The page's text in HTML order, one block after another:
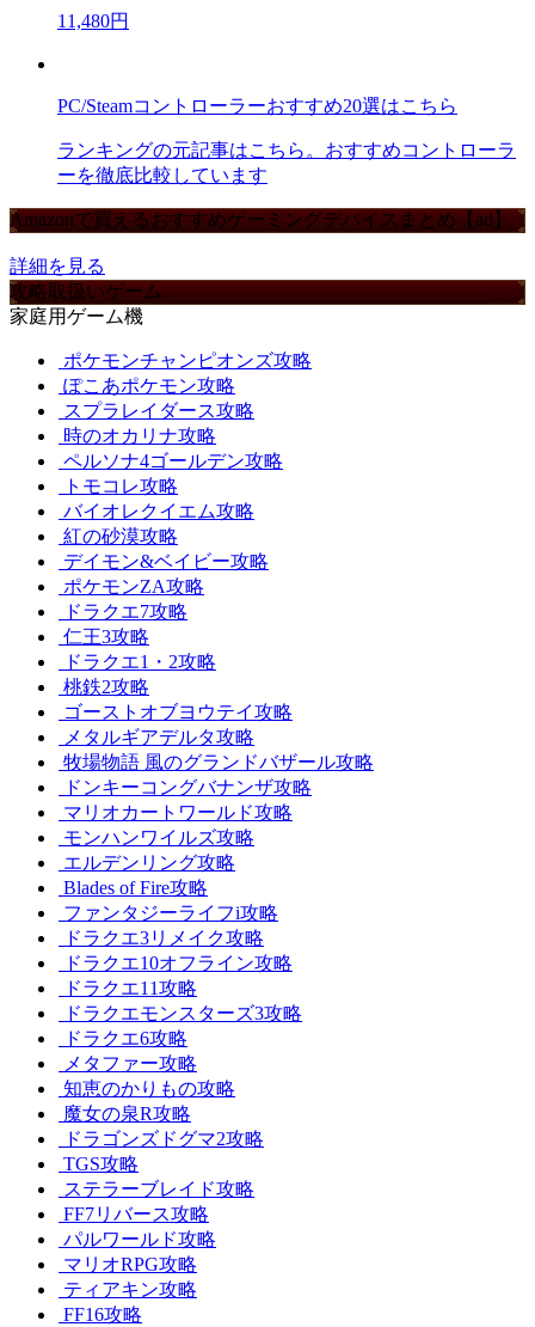
11,480円
PC/Steamコントローラーおすすめ20選はこちら
ランキングの元記事はこちら。おすすめコントローラ
ーを徹底比較しています
Amazonで買えるおすすめゲーミングデバイスまとめ【ad】
詳細を見る
攻略取扱いゲーム
家庭用ゲーム機
ポケモンチャンピオンズ攻略
ぽこあポケモン攻略
スプラレイダース攻略
時のオカリナ攻略
ペルソナ4ゴールデン攻略
トモコレ攻略
バイオレクイエム攻略
紅の砂漠攻略
デイモン&ベイビー攻略
ポケモンZA攻略
ドラクエ7攻略
仁王3攻略
ドラクエ1・2攻略
桃鉄2攻略
ゴーストオブヨウテイ攻略
メタルギアデルタ攻略
牧場物語 風のグランドバザール攻略
ドンキーコングバナンザ攻略
マリオカートワールド攻略
モンハンワイルズ攻略
エルデンリング攻略
Blades of Fire攻略
ファンタジーライフi攻略
ドラクエ3リメイク攻略
ドラクエ10オフライン攻略
ドラクエ11攻略
ドラクエモンスターズ3攻略
ドラクエ6攻略
メタファー攻略
知恵のかりもの攻略
魔女の泉R攻略
ドラゴンズドグマ2攻略
TGS攻略
ステラーブレイド攻略
FF7リバース攻略
パルワールド攻略
マリオRPG攻略
ティアキン攻略
FF16攻略